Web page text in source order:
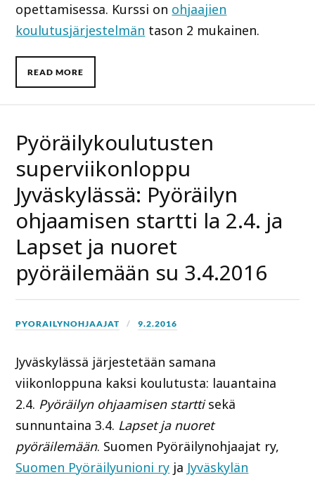
opettamisessa. Kurssi on ohjaajien
koulutusjärjestelmän tason 2 mukainen.
READ MORE
Pyöräilykoulutusten
superviikonloppu
Jyväskylässä: Pyöräilyn
ohjaamisen startti la 2.4. ja
Lapset ja nuoret
pyöräilemään su 3.4.2016
PYORAILYNOHJAAJAT 9.2.2016
Jyväskylässä järjestetään samana
viikonloppuna kaksi koulutusta: lauantaina
2.4. Pyöräilyn ohjaamisen starttisekä
sunnuntaina 3.4. Lapset ja nuoret
pyöräilemään. Suomen Pyöräilynohjaajat ry,
Suomen Pyöräilyunioni ry ja Jyväskylän